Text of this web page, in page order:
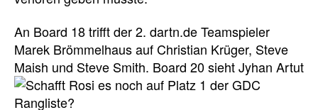
An Board 18 trifft der 2. dartn.de Teamspieler
Marek Brömmelhaus auf Christian Krüger, Steve
Maish und Steve Smith. Board 20 sieht Jyhan Artut